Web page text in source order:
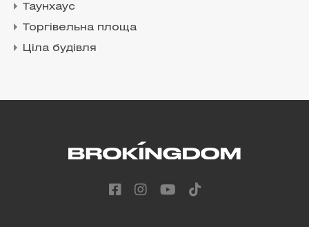
Таунхаус
Торгівельна площа
Ціла будівля